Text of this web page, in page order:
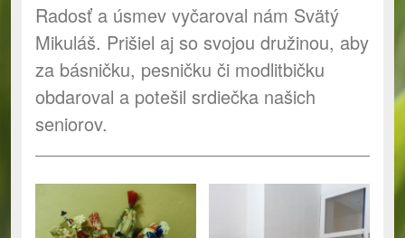
Radosť a úsmev vyčaroval nám Svätý
Mikuláš. Prišiel aj so svojou družinou, aby
za básničku, pesničku či modlitbičku
obdaroval a potešil srdiečka našich
seniorov.